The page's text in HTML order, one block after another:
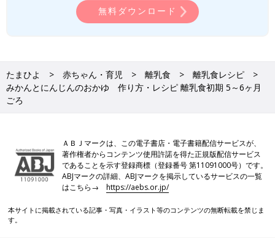
Amazonで見る
無料ダウンロード
たまひよ 赤ちゃん・育児 離乳食
離乳食レシピ
みかんとにんじんのおかゆ 作り方・レシピ 離乳食初期 5～6ヶ月
ごろ
ＡＢＪマークは、この電子書店・電子書籍配信サービスが、
著作権者からコンテンツ使用許諾を得た正規版配信サービス
であることを示す登録商標（登録番号 第11091000号）です。
ABJマークの詳細、ABJマークを掲示しているサービスの一覧
はこちら→https://aebs.or.jp/
本サイトに掲載されている記事・写真・イラスト等のコンテンツの無断転載を禁じま
す。